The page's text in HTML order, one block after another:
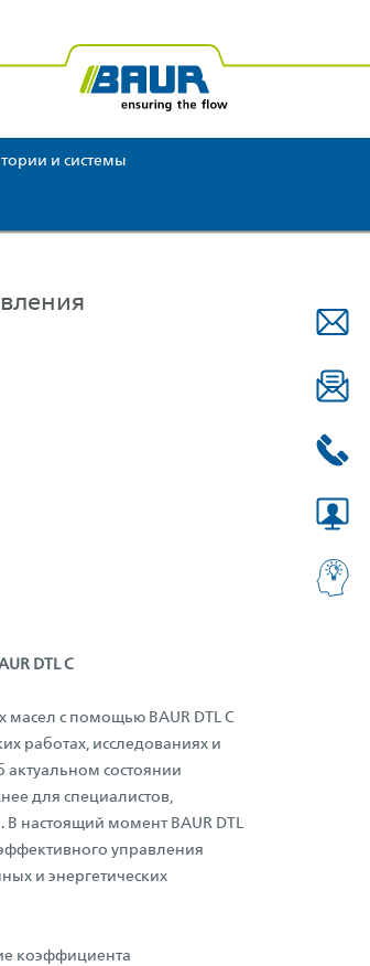
и системы
BAUR Океания
DTL C
масел с помощью BAUR DTL C
работах, исследованиях и
состоянии
для специалистов,
В настоящий момент BAUR DTL
управления
и энергетических
коэффициента